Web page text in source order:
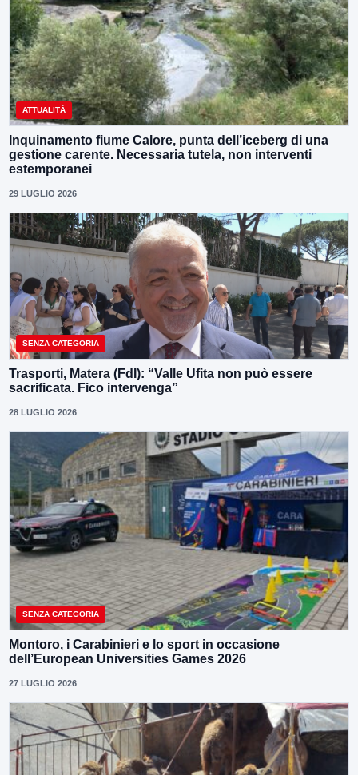
ATTUALITÀ
Inquinamento fiume Calore, punta dell’iceberg di una
gestione carente. Necessaria tutela, non interventi
estemporanei
29 LUGLIO 2026
SENZA CATEGORIA
Trasporti, Matera (FdI): “Valle Ufita non può essere
sacrificata. Fico intervenga”
28 LUGLIO 2026
SENZA CATEGORIA
Montoro, i Carabinieri e lo sport in occasione
dell’European Universities Games 2026
27 LUGLIO 2026